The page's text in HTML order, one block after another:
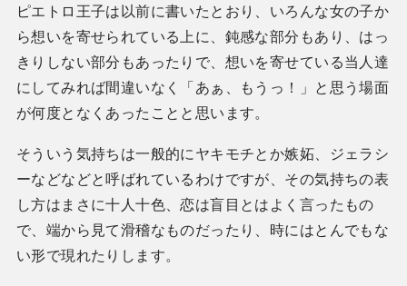
ピエトロ王子は以前に書いたとおり、いろんな女の子か
ら想いを寄せられている上に、鈍感な部分もあり、はっ
きりしない部分もあったりで、想いを寄せている当人達
にしてみれば間違いなく「あぁ、もうっ！」と思う場面
が何度となくあったことと思います。
そういう気持ちは一般的にヤキモチとか嫉妬、ジェラシ
ーなどなどと呼ばれているわけですが、その気持ちの表
し方はまさに十人十色、恋は盲目とはよく言ったもの
で、端から見て滑稽なものだったり、時にはとんでもな
い形で現れたりします。